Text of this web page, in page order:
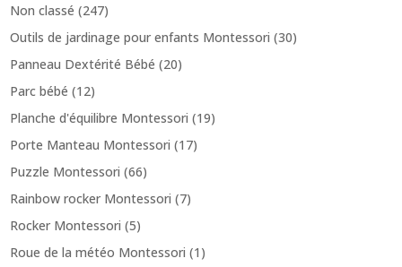
Non classé (247)
Outils de jardinage pour enfants Montessori (30)
Panneau Dextérité Bébé (20)
Parc bébé (12)
Planche d'équilibre Montessori (19)
Porte Manteau Montessori (17)
Puzzle Montessori (66)
Rainbow rocker Montessori (7)
Rocker Montessori (5)
Roue de la météo Montessori (1)